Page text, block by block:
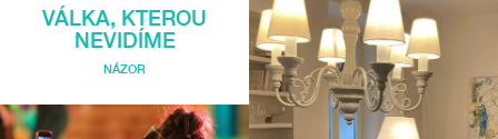
VÁLKA, KTEROU
NEVIDÍME
NÁZOR